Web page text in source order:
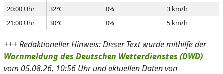
20:00 Uhr
32°C 0%
3 km/h
21:00 Uhr
30°C 0% 5 km/h
+++ Redaktioneller Hinweis: Dieser Text wurde mithilfe der
Warnmeldung des Deutschen Wetterdienstes (DWD)
vom 05.08.26, 10:56 Uhr und aktuellen Daten von